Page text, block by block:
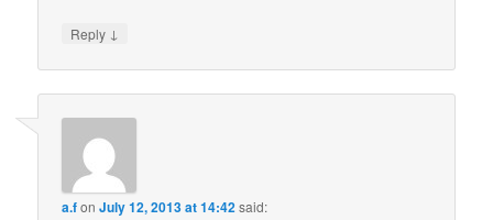
Reply ↓
a.fonJuly 12, 2013 at 14:42said: